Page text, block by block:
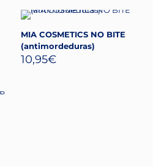
MIA COSMETICS NO BITE
(antimordeduras)
10,95€